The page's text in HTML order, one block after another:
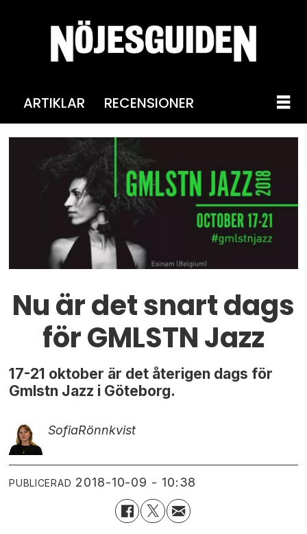
ARTIKLAR RECENSIONER
Nu är det snart dags
för GMLSTN Jazz
17-21 oktober är det återigen dags för
Gmlstn Jazz i Göteborg.
SofiaRönnkvist
PUBLICERAD 2018-10-09 - 10:38